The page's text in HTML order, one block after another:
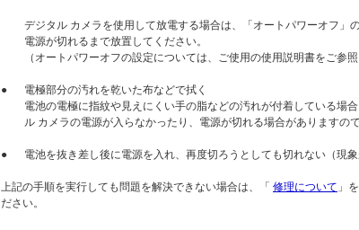
デジタル カメラを使用して放電する場合は、「オートパワーオフ」
電源が切れるまで放置してください。
（オートパワーオフの設定については、ご使用の使用説明書をご参照
●
電極部分の汚れを乾いた布などで拭く
電池の電極に指紋や見えにくい手の脂などの汚れが付着している場
ル カメラの電源が入らなかったり、電源が切れる場合がありますの
● 電池を抜き差し後に電源を入れ、再度切ろうとしても切れない（現
上記の手順を実行しても問題を解決できない場合は、「 修理について 」
ださい。